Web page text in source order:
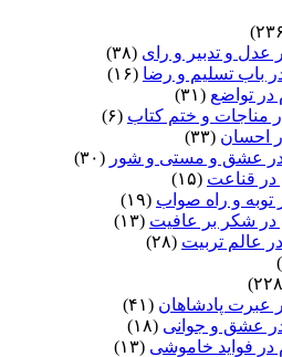
عدل و تدبیر و رای (۳۸)
باب تسلیم و رضا (۱۶)
در تواضع (۳۱)
مناجات و ختم کتاب (۶)
احسان (۳۳)
عشق و مستی و شور (۳۰)
قناعت (۱۵)
توبه و راه صواب (۱۹)
شکر بر عافیت (۱۳)
عالم تربیت (۲۸)
عبرت پادشاهان (۴۱)
عشق و جوانى (۱۸)
در فواید خاموشى (۱۳)